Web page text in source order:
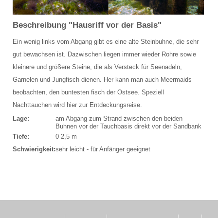
Schulungsraum für die Tauchausbildung
Verkauf und Vermietung von Ausrüstung
Das Team der Tauchbasis
AUSBILDUNG
Schnuppertauchen in der Ostsee
Tauchausbildung SSI
Werde SSI Dive Professional
TAUCHCLUB BALTIC
Beschreibung "Hausriff vor der Basis"
Ein wenig links vom Abgang gibt es eine alte Steinbuhne, die sehr
gut bewachsen ist. Dazwischen liegen immer wieder Rohre sowie
kleinere und größere Steine, die als Versteck für Seenadeln,
Garnelen und Jungfisch dienen. Her kann man auch Meermaids
beobachten, den buntesten fisch der Ostsee. Speziell
Nachttauchen wird hier zur Entdeckungsreise.
Lage:
am Abgang zum Strand zwischen den beiden
Buhnen vor der Tauchbasis direkt vor der Sandbank
Tiefe:
0-2,5 m
Schwierigkeit:sehr leicht - für Anfänger geeignet